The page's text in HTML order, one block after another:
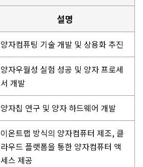
설명
양자컴퓨팅 기술 개발 및 상용화 추진
양자우월성 실험 성공 및 양자 프로세
서 개발
양자칩 연구 및 양자 하드웨어 개발
이온트랩 방식의 양자컴퓨터 제조, 클
라우드 플랫폼을 통한 양자컴퓨터 액
세스 제공